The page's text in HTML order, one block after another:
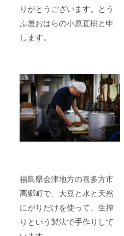
りがとうございます。とう
ふ屋おはらの小原直樹と申
します。
福島県会津地方の喜多方市
高郷町で、大豆と水と天然
にがりだけを使って、生搾
りという製法で手作りして